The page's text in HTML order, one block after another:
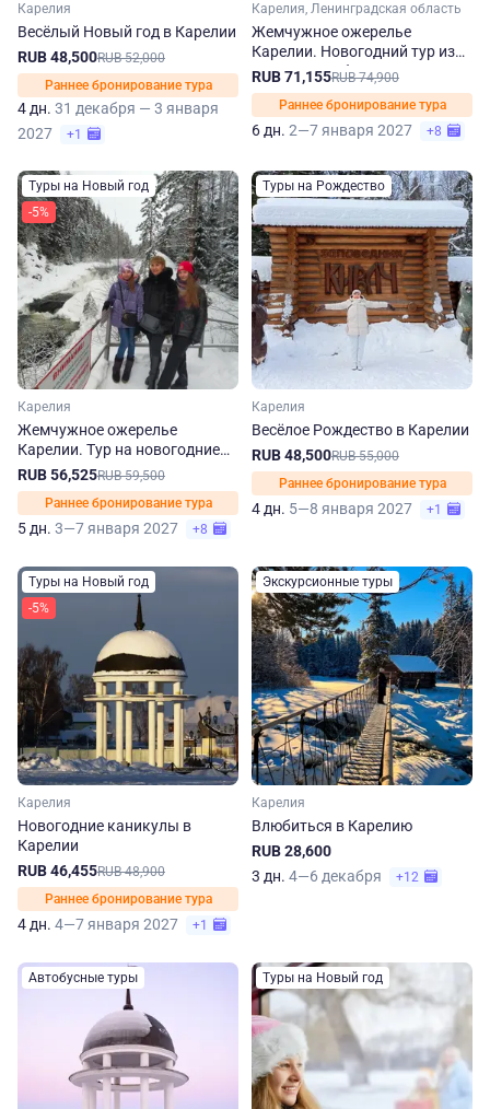
Карелия
Весёлый Новый год в Карелии
RUB 48,500RUB 52,000
Раннее бронирование тура
4 дн. 31 декабря — 3 января
2027
+1
Карелия, Ленинградская область
Жемчужное ожерелье
Карелии. Новогодний тур из
Санкт-Петербурга
RUB 71,155RUB 74,900
Раннее бронирование тура
6 дн. 2—7 января 2027 +8
Туры на Новый год
-5%
Карелия
Жемчужное ожерелье
Карелии. Тур на новогодние
праздники
RUB 56,525RUB 59,500
Раннее бронирование тура
5 дн. 3—7 января 2027 +8
Туры на Рождество
Карелия
Весёлое Рождество в Карелии
RUB 48,500RUB 55,000
Раннее бронирование тура
4 дн. 5—8 января 2027 +1
Туры на Новый год
-5%
Карелия
Новогодние каникулы в
Карелии
RUB 46,455RUB 48,900
Раннее бронирование тура
4 дн. 4—7 января 2027 +1
Экскурсионные туры
Карелия
Влюбиться в Карелию
RUB 28,600
3 дн. 4—6 декабря +12
Автобусные туры Туры на Новый год